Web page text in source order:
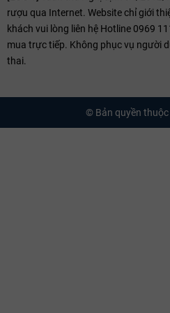
rượu qua Internet. Website chỉ giới
khách vui lòng liên hệ Hotline 0969
mua trực tiếp. Không phục vụ người
thai.
© Bản quyền thuộc